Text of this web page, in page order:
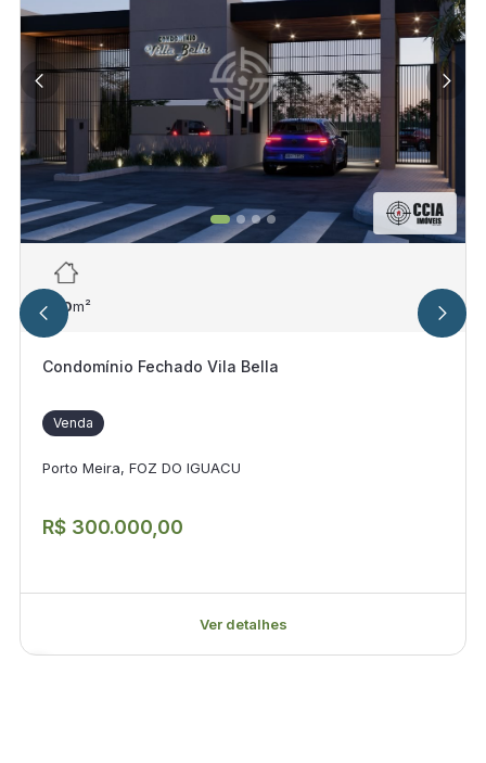
250m²
Condomínio Fechado Vila Bella
Venda
Porto Meira, FOZ DO IGUACU
R$ 300.000,00
Ver detalhes